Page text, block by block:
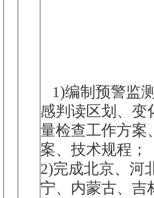
1)编制预警监
感判读区划、变
量检查工作方案
案、技术规程；
2)完成北京、河
宁、内蒙古、吉